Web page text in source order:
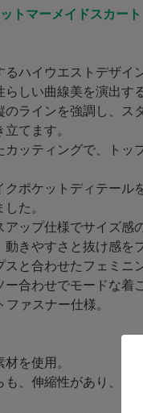
トマーメイドスカート
るハイウエストデザイ
しい曲線美を演出す
のラインを強調し、ス
てます。
カッティングで、トッ
クポケットディテール
た。
アップ仕様でサイズ
きやすさと抜け感を
スと合わせたフェミニ
合わせでモードな着
ァスナー仕様。
を使用。
も、伸縮性があり、軽